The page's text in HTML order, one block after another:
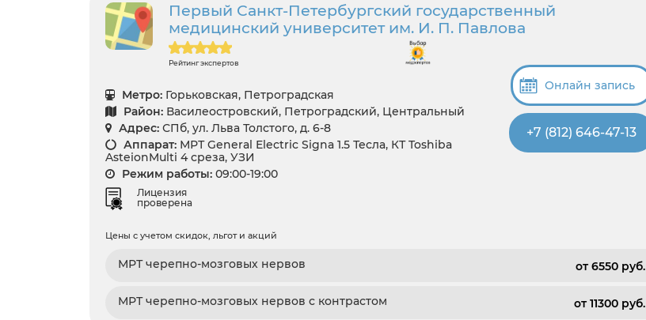
Первый Санкт-Петербургский государственный
медицинский университет им. И. П. Павлова
Рейтинг экспертов
Метро: Горьковская, Петроградская
Район: Василеостровский, Петроградский, Центральный
Адрес: СПб, ул. Льва Толстого, д. 6-8
Аппарат: МРТ General Electric Signa 1.5 Тесла, КТ Toshiba
AsteionMulti 4 среза, УЗИ
Режим работы: 09:00-19:00
Лицензия
проверена
Онлайн запись
+7 (812) 646-47-13
Цены с учетом скидок, льгот и акций
МРТ черепно-мозговых нервов от 6550 pуб.
МРТ черепно-мозговых нервов с контрастом от 11300 pуб.